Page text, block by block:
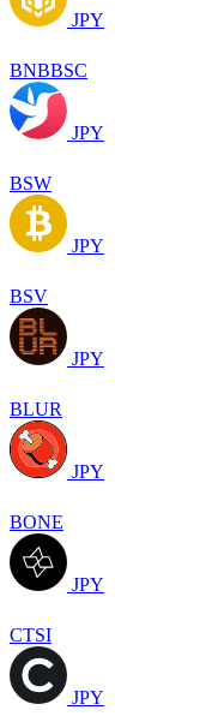
JPY
BNBBSC
JPY
BSW
JPY
BSV
JPY
BLUR
JPY
BONE
JPY
CTSI
JPY